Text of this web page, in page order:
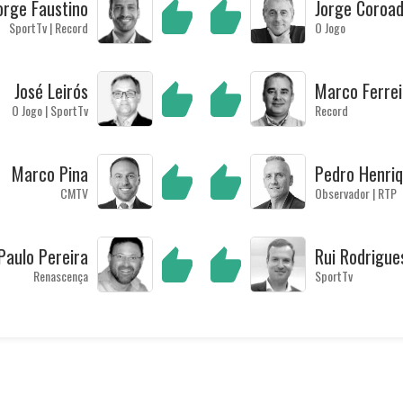
Faustino
SportTv | Record
Jorge
O Jogo
José Leirós
O Jogo | SportTv
Marco
Record
Marco Pina
CMTV
Pedro
Observador | RTP
Pereira
Renascença
Rui
SportTv